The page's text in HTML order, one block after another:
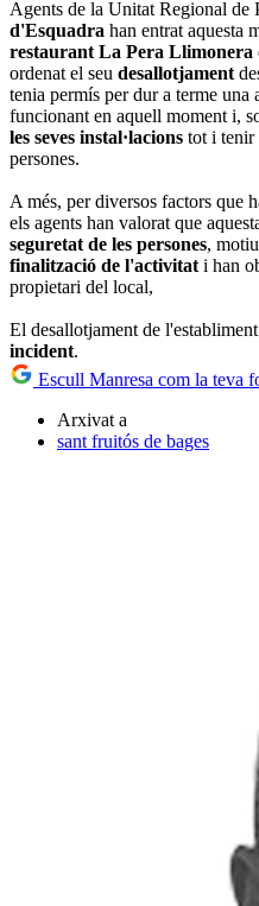
Agents de la Unitat Regional de
d'Esquadra han entrat aquesta
restaurant La Pera Llimonera
ordenat el seu desallotjament
tenia permís per dur a terme una
funcionant en aquell moment i,
les seves instal·lacions tot i tenir
persones.
A més, per diversos factors que
els agents han valorat que
seguretat de les persones,
finalització de l'activitat i han
propietari del local,
El desallotjament de
incident.
Escull Manresa com la teva
Arxivat a
sant fruitós de bages